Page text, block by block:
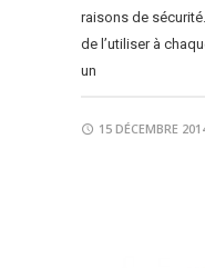
raisons de
de l’utiliser à
un
15 DÉCEMBRE